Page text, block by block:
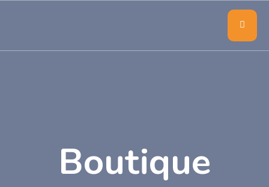
Boutique